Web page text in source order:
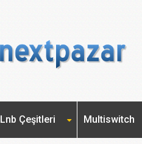
Lnb Çeşitleri Multiswitch